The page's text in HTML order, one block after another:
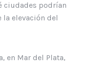
ciudades podrían
elevación del
en Mar del Plata,